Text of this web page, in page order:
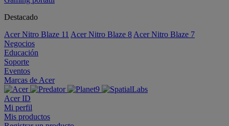
Destacado
Acer Nitro Blaze 11 Acer Nitro Blaze 8 Acer Nitro Blaze 7
Negocios
Educación
Soporte
Eventos
Marcas de Acer
Acer ID
Mi perfil
Mis productos